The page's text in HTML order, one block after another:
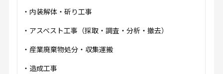
・内装解体・斫り工事
・アスベスト工事（採取・調査・分析・撤去）
・産業廃棄物処分・収集運搬
・造成工事